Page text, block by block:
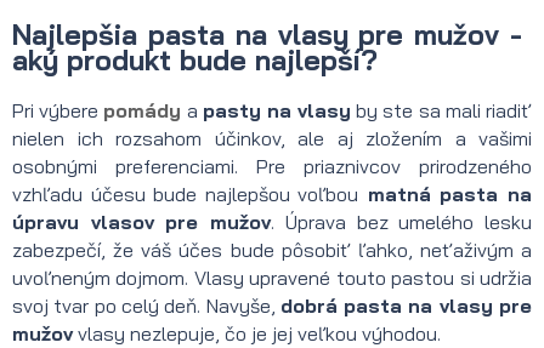
Najlepšia pasta na vlasy pre mužov -
aký produkt bude najlepší?
Pri výbere pomády a pasty na vlasy by ste sa mali riadiť
nielen ich rozsahom účinkov, ale aj zložením a vašimi
osobnými preferenciami. Pre priaznivcov prirodzeného
vzhľadu účesu bude najlepšou voľbou matná pasta na
úpravu vlasov pre mužov. Úprava bez umelého lesku
zabezpečí, že váš účes bude pôsobiť ľahko, neťaživým a
uvoľneným dojmom. Vlasy upravené touto pastou si udržia
svoj tvar po celý deň. Navyše, dobrá pasta na vlasy pre
mužovvlasy nezlepuje, čo je jej veľkou výhodou.